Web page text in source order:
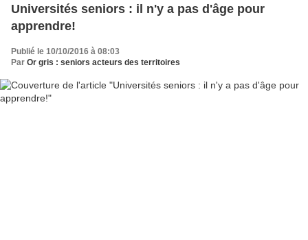
Universités seniors : il n'y a pas d'âge pour
apprendre!
Publié le 10/10/2016 à 08:03
Par Or gris : seniors acteurs des territoires